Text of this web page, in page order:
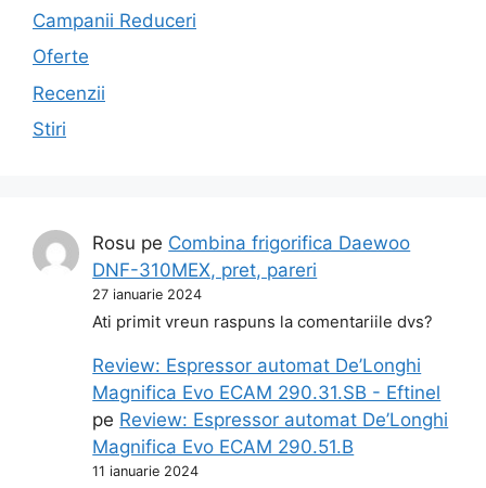
Campanii Reduceri
Oferte
Recenzii
Stiri
Rosu pe Combina frigorifica Daewoo
DNF-310MEX, pret, pareri
27 ianuarie 2024
Ati primit vreun raspuns la comentariile dvs?
Review: Espressor automat De’Longhi
Magnifica Evo ECAM 290.31.SB - Eftinel
pe Review: Espressor automat De’Longhi
Magnifica Evo ECAM 290.51.B
11 ianuarie 2024